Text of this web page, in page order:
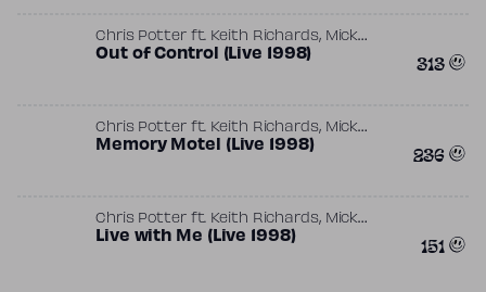
Chris Potterft. Keith Richards, Mick
Jagger,The Glimmer Twins
Out of Control (Live 1998) 313
Chris Potterft. Keith Richards, Mick
Jagger,The Glimmer Twins
Memory Motel (Live 1998) 236
Chris Potterft. Keith Richards, Mick
Jagger,The Glimmer Twins
Live with Me (Live 1998) 151